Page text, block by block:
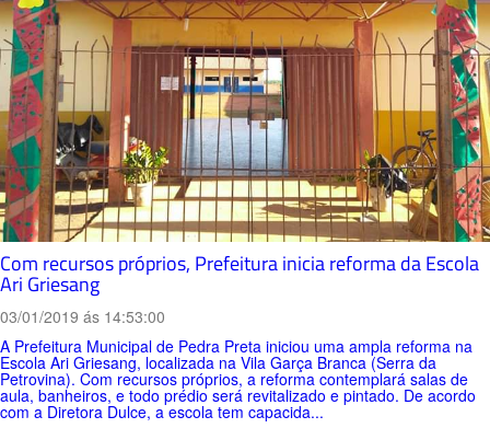
Com recursos próprios, Prefeitura inicia reforma da Escola
Ari Griesang
03/01/2019 ás 14:53:00
A Prefeitura Municipal de Pedra Preta iniciou uma ampla reforma na
Escola Ari Griesang, localizada na Vila Garça Branca (Serra da
Petrovina). Com recursos próprios, a reforma contemplará salas de
aula, banheiros, e todo prédio será revitalizado e pintado. De acordo
com a Diretora Dulce, a escola tem capacida...